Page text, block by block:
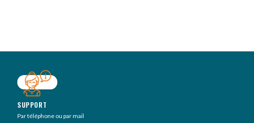
SUPPORT
Par téléphone ou par mail